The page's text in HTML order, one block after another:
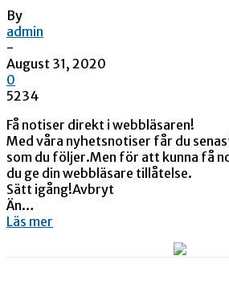
By
admin
-
August 31, 2020
0
5234
Få notiser direkt i webbläsaren!
Med våra nyhetsnotiser får du
som du följer.Men för att kunna få
du ge din webbläsare tillåtelse.
Sätt igång!Avbryt
Än…
Läs mer